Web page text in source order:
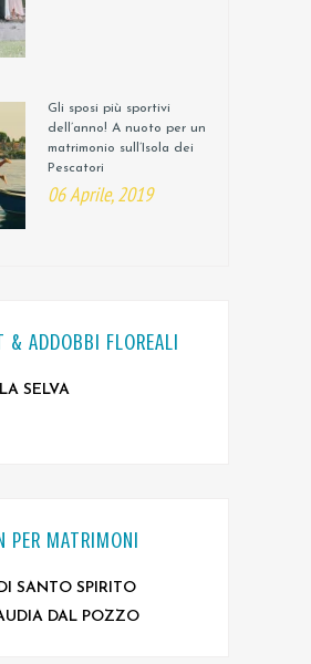
Gli sposi più sportivi
dell’anno! A nuoto per un
matrimonio sull’Isola dei
Pescatori
06 Aprile, 2019
& ADDOBBI FLOREALI
SELVA
PER MATRIMONI
SANTO SPIRITO
DAL POZZO